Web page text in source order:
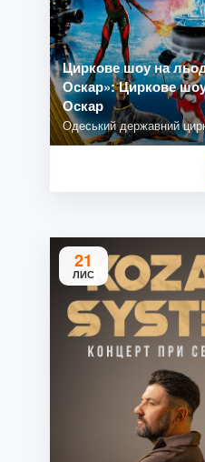
Циркове шоу на
Оскар»: Циркове
Оскар
Одеський державний
21
ЛИС